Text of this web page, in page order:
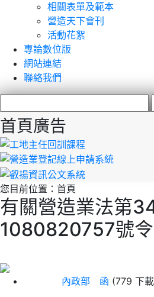
相關表單及範本
營造天下會刊
活動花絮
專論數位版
網站連結
聯絡我們
首頁廣告
您目前位置： 首頁
有關營造業法第
1080820757號
內政部 函 (779 下